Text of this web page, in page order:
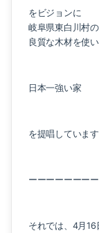
をビジョンに
岐阜県東白川村の
良質な木材を使い
日本一強い家
を提唱しています
ーーーーーーー
それでは、4月16